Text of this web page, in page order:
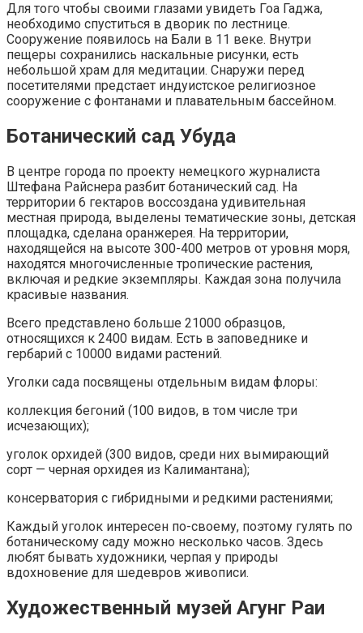
Для того чтобы своими глазами увидеть Гоа Гаджа,
необходимо спуститься в дворик по лестнице.
Сооружение появилось на Бали в 11 веке. Внутри
пещеры сохранились наскальные рисунки, есть
небольшой храм для медитации. Снаружи перед
посетителями предстает индуистское религиозное
сооружение с фонтанами и плавательным бассейном.
Ботанический сад Убуда
В центре города по проекту немецкого журналиста
Штефана Райснера разбит ботанический сад. На
территории 6 гектаров воссоздана удивительная
местная природа, выделены тематические зоны, детская
площадка, сделана оранжерея. На территории,
находящейся на высоте 300-400 метров от уровня моря,
находятся многочисленные тропические растения,
включая и редкие экземпляры. Каждая зона получила
красивые названия.
Всего представлено больше 21000 образцов,
относящихся к 2400 видам. Есть в заповеднике и
гербарий с 10000 видами растений.
Уголки сада посвящены отдельным видам флоры:
коллекция бегоний (100 видов, в том числе три
исчезающих);
уголок орхидей (300 видов, среди них вымирающий
сорт — черная орхидея из Калимантана);
консерватория с гибридными и редкими растениями;
Каждый уголок интересен по-своему, поэтому гулять по
ботаническому саду можно несколько часов. Здесь
любят бывать художники, черпая у природы
вдохновение для шедевров живописи.
Художественный музей Агунг Раи